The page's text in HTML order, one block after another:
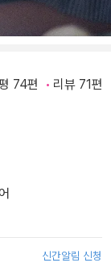
74편 리뷰 71편
신간알림 신청